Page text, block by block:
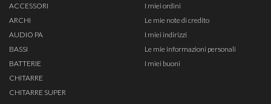
ACCESSORI
ARCHI
AUDIO PA
BASSI
BATTERIE
CHITARRE
CHITARRE SUPER
I miei ordini
Le mie note di credito
I miei indirizzi
Le mie informazioni personali
I miei buoni